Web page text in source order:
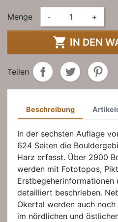
Menge - +
 IN DEN
Teilen
Beschreibung
In der sechsten Auflage
624 Seiten die
Harz erfasst. Über 2900
werden mit Fototopos,
Erstbegeherinformationen
detailliert beschrieben.
Okertal werden auch
im nördlichen und